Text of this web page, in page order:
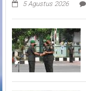
5 Agustus 2026